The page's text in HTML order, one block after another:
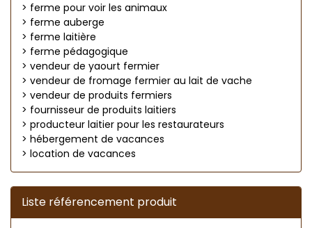
> ferme pour voir les animaux
> ferme auberge
> ferme laitière
> ferme pédagogique
> vendeur de yaourt fermier
> vendeur de fromage fermier au lait de vache
> vendeur de produits fermiers
> fournisseur de produits laitiers
> producteur laitier pour les restaurateurs
> hébergement de vacances
> location de vacances
Liste référencement produit